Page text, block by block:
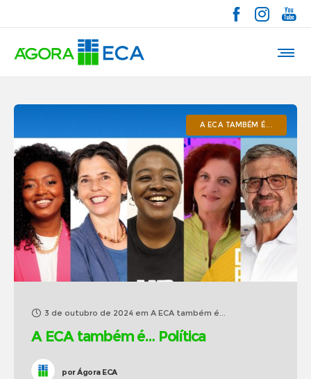
A ECA TAMBÉM É...
3 de outubro de 2024 em A ECA também é...
A ECA também é… Política
porÁgora ECA